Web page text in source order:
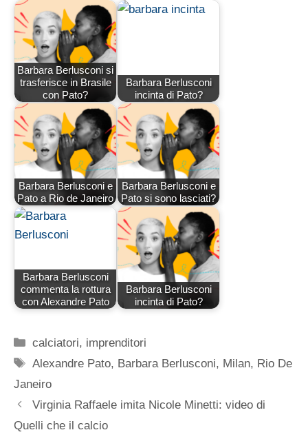
Barbara Berlusconi si
trasferisce in Brasile
con Pato?
Barbara Berlusconi
incinta di Pato?
Barbara Berlusconi e
Pato a Rio de Janeiro
Barbara Berlusconi e
Pato si sono lasciati?
Barbara Berlusconi
commenta la rottura
con Alexandre Pato
Barbara Berlusconi
incinta di Pato?
Categorie
calciatori, imprenditori
Tag
Alexandre Pato, Barbara Berlusconi, Milan, Rio De
Janeiro
Virginia Raffaele imita Nicole Minetti: video di
Quelli che il calcio